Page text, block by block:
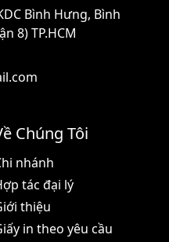
Bình Hưng, Bình
8) TP.HCM
Chúng Tôi
nhánh
tác đại lý
thiệu
in theo yêu cầu